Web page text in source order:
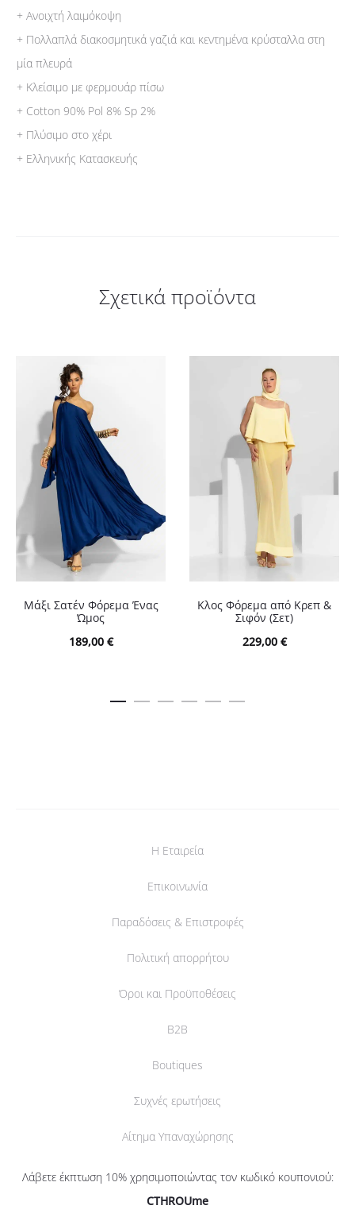
+ Ανοιχτή λαιμόκοψη
+ Πολλαπλά διακοσμητικά γαζιά και κεντημένα κρύσταλλα στη
μία πλευρά
+ Κλείσιμο με φερμουάρ πίσω
+ Cotton 90% Pol 8% Sp 2%
+ Πλύσιμο στο χέρι
+ Ελληνικής Κατασκευής
Σχετικά προϊόντα
Μάξι Σατέν Φόρεμα Ένας
Ώμος
189,00 €
Κλος Φόρεμα από Κρεπ &
Σιφόν (Σετ)
229,00 €
Η Εταιρεία
Επικοινωνία
Παραδόσεις & Επιστροφές
Πολιτική απορρήτου
Όροι και Προϋποθέσεις
B2B
Boutiques
Συχνές ερωτήσεις
Αίτημα Υπαναχώρησης
Λάβετε έκπτωση 10% χρησιμοποιώντας τον κωδικό κουπονιού:
CTHROUme